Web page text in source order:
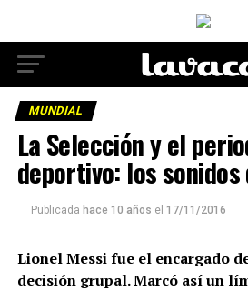
MUNDIAL
La Selección y el
deportivo: los
Publicada hace 10 años el 17/11/2016
Lionel Messi fue el encargado
decisión grupal. Marcó así un